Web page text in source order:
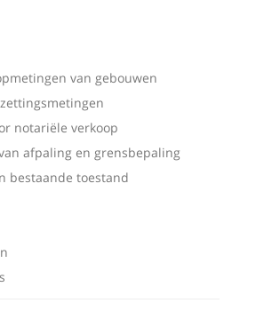
van gebouwen
notariële verkoop
afpaling en grensbepaling
bestaande toestand